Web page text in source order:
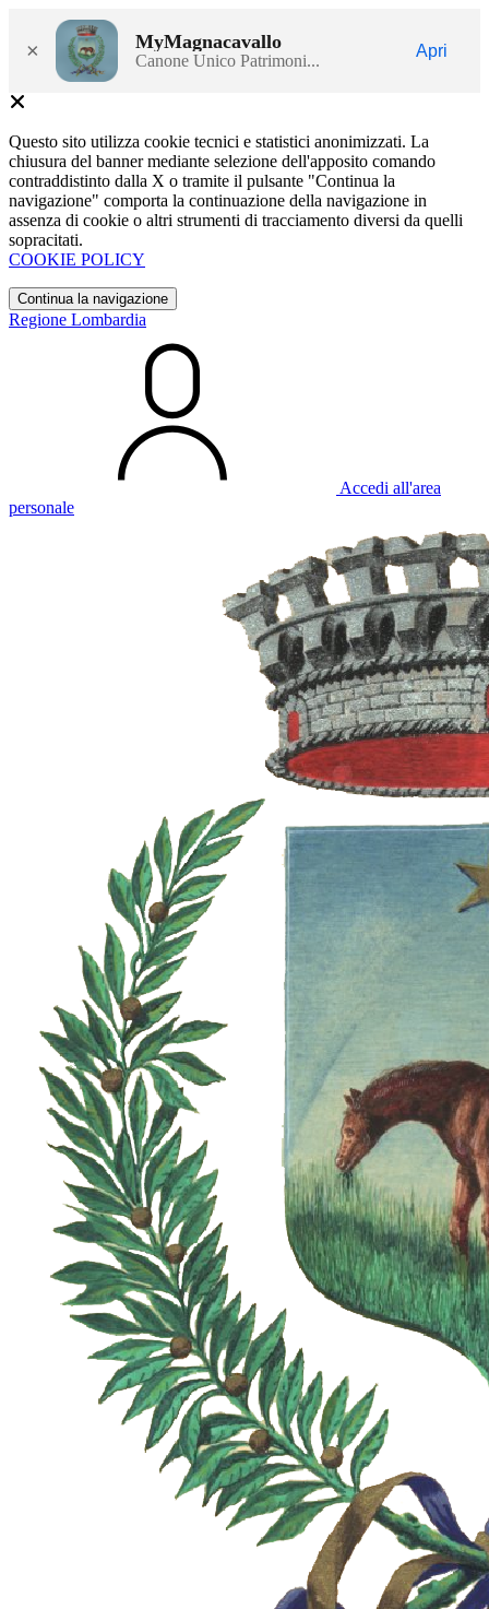
× MyMagnacavallo
Canone Unico Patrimoni...
Apri
Questo sito utilizza cookie tecnici e statistici anonimizzati. La
chiusura del banner mediante selezione dell'apposito comando
contraddistinto dalla X o tramite il pulsante "Continua la
navigazione" comporta la continuazione della navigazione in
assenza di cookie o altri strumenti di tracciamento diversi da quelli
sopracitati.
COOKIE POLICY
Continua la navigazione
Regione Lombardia
Accedi all'area
personale